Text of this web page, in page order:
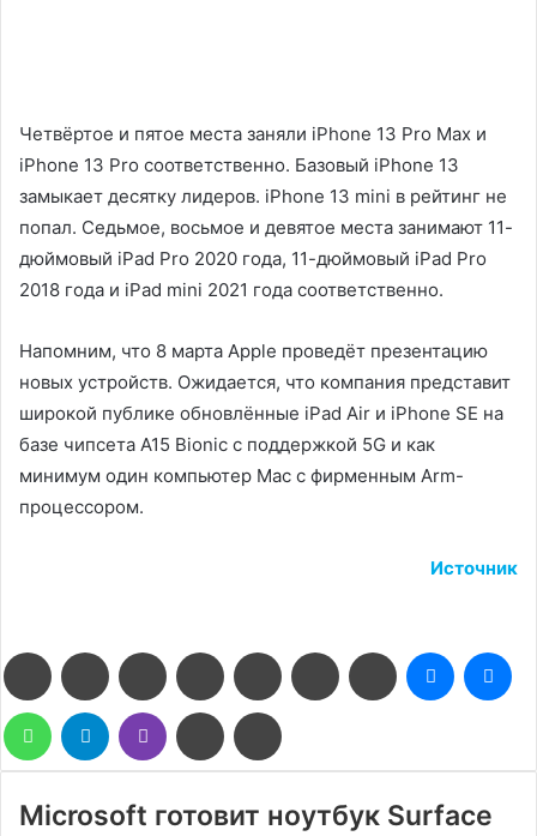
Четвёртое и пятое места заняли iPhone 13 Pro Max и
iPhone 13 Pro соответственно. Базовый iPhone 13
замыкает десятку лидеров. iPhone 13 mini в рейтинг не
попал. Седьмое, восьмое и девятое места занимают 11-
дюймовый iPad Pro 2020 года, 11-дюймовый iPad Pro
2018 года и iPad mini 2021 года соответственно.
Напомним, что 8 марта Apple проведёт презентацию
новых устройств. Ожидается, что компания представит
широкой публике обновлённые iPad Air и iPhone SE на
базе чипсета A15 Bionic с поддержкой 5G и как
минимум один компьютер Mac с фирменным Arm-
процессором.
Источник
FacebookTwitter LinkedIn Pinterest Reddit ВконтактеОдноклассники
Messenger
WhatsAppTelegram Viber
Поделиться
через
электронную
Microsoft готовит ноутбук Surface